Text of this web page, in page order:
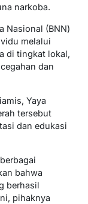
narkoba.
Nasional (BNN)
melalui
di tingkat lokal,
dan
Yaya
tersebut
dan edukasi
bahwa
berhasil
pihaknya